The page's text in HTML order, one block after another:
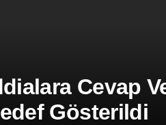
Cevap
Gösterildi